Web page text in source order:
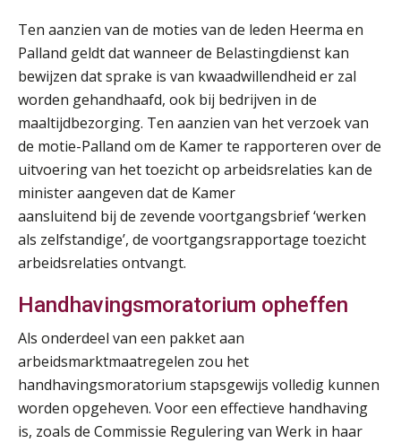
Ten aanzien van de moties van de leden Heerma en
Palland geldt dat wanneer de Belastingdienst kan
bewijzen dat sprake is van kwaadwillendheid er zal
worden gehandhaafd, ook bij bedrijven in de
maaltijdbezorging. Ten aanzien van het verzoek van
de motie-Palland om de Kamer te rapporteren over de
uitvoering van het toezicht op arbeidsrelaties kan de
minister aangeven dat de Kamer
aansluitend bij de zevende voortgangsbrief ‘werken
als zelfstandige’, de voortgangsrapportage toezicht
arbeidsrelaties ontvangt.
Handhavingsmoratorium opheffen
Als onderdeel van een pakket aan
arbeidsmarktmaatregelen zou het
handhavingsmoratorium stapsgewijs volledig kunnen
worden opgeheven. Voor een effectieve handhaving
is, zoals de Commissie Regulering van Werk in haar
20
AUG
Module Loonheffingen PDL
Markus Verbeek Praehep
24
AUG
Module Loonheffingen VPS
Markus Verbeek Praehep
24
AUG
Summercourse Update loonheffingen en arbeidsrecht
MOCuitgevers
25
AUG
Summercourse: Kiezen en loslaten & een mindset die kansen ziet en vertrouwen geeft
MOCuitgevers
AUG
MOCuitgevers
25
AUG
Summercourse: Kiezen wat bij je past, loslaten wat je niet verder helpt
MOCuitgevers